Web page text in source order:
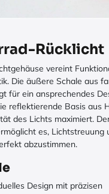
Rücklicht
vereint
Die äußere Schale aus
für ein ansprechendes
reflektierende Basis aus
des Lichts maximiert.
es, Lichtstreuung
abzustimmen.
Design mit präzisen